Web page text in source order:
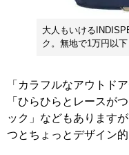
大人もいける
ク。無地で1万円以
「カラフルなアウトド
「ひらひらとレースが
ック」などもあります
つとちょっとデザイン